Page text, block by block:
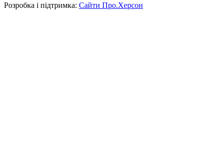
Розробка і підтримка: Сайти Про.Херсон